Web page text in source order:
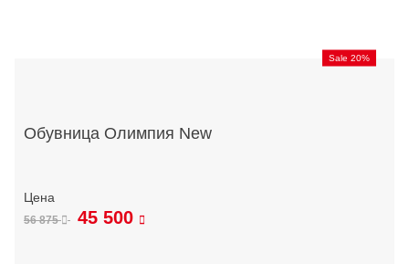
Sale 20%
Обувница Олимпия New
56 875 45 500